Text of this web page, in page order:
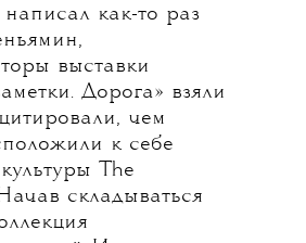
как-то раз
выставки
Дорога» взяли
чем
к себе
The
складываться